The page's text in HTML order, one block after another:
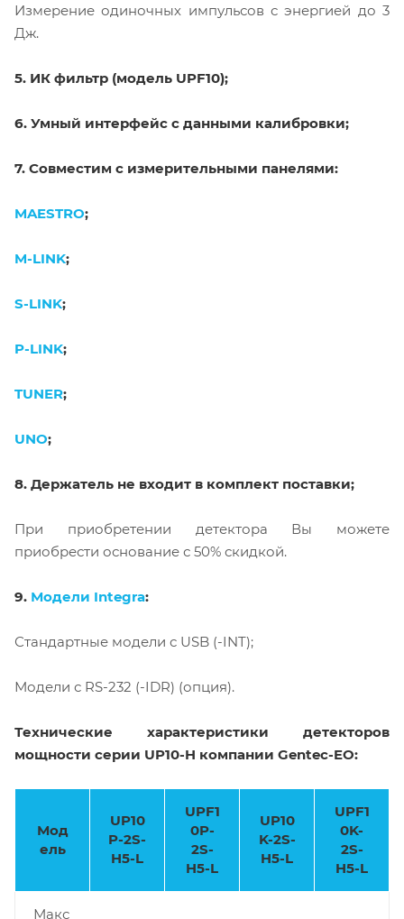
Измерение одиночных импульсов с энергией до 3
Дж.
5. ИК фильтр (модель UPF10);
6. Умный интерфейс с данными калибровки;
7. Совместим с измерительными панелями:
MAESTRO;
M-LINK;
S-LINK;
P-LINK;
TUNER;
UNO;
8. Держатель не входит в комплект поставки;
При приобретении детектора Вы можете
приобрести основание с 50% скидкой.
9. Модели Integra:
Стандартные модели с USB (-INT);
Модели с RS-232 (-IDR) (опция).
Технические характеристики детекторов
мощности серии UP10-H компании Gentec-EO:
Мод
ель
UP10
P-2S-
H5-L
UPF1
0P-
2S-
H5-L
UP10
K-2S-
H5-L
UPF1
0K-
2S-
H5-L
Макс